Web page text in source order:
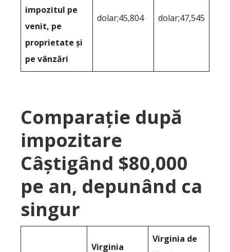
impozitul pe
venit, pe
proprietate și
pe vânzări
dolar;45,804 dolar;47,545
Comparație după
impozitare
Câștigând $80,000
pe an, depunând ca
singur
Virginia
Virginia de